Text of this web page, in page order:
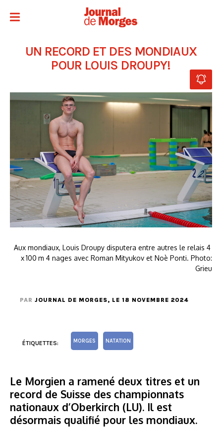
UN RECORD ET DES MONDIAUX
POUR LOUIS DROUPY!
Aux mondiaux, Louis Droupy disputera entre autres le relais 4
x 100 m 4 nages avec Roman Mityukov et Noè Ponti. Photo:
Grieu
PAR JOURNAL DE MORGES, LE 18 NOVEMBRE 2024
ÉTIQUETTES: MORGES NATATION
Le Morgien a ramené deux titres et un
record de Suisse des championnats
nationaux d’Oberkirch (LU). Il est
désormais qualifié pour les mondiaux.